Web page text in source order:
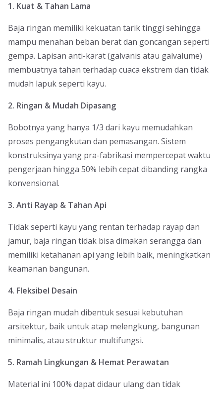
1. Kuat & Tahan Lama
Baja ringan memiliki kekuatan tarik tinggi sehingga
mampu menahan beban berat dan goncangan seperti
gempa. Lapisan anti-karat (galvanis atau galvalume)
membuatnya tahan terhadap cuaca ekstrem dan tidak
mudah lapuk seperti kayu.
2. Ringan & Mudah Dipasang
Bobotnya yang hanya 1/3 dari kayu memudahkan
proses pengangkutan dan pemasangan. Sistem
konstruksinya yang pra-fabrikasi mempercepat waktu
pengerjaan hingga 50% lebih cepat dibanding rangka
konvensional.
3. Anti Rayap & Tahan Api
Tidak seperti kayu yang rentan terhadap rayap dan
jamur, baja ringan tidak bisa dimakan serangga dan
memiliki ketahanan api yang lebih baik, meningkatkan
keamanan bangunan.
4. Fleksibel Desain
Baja ringan mudah dibentuk sesuai kebutuhan
arsitektur, baik untuk atap melengkung, bangunan
minimalis, atau struktur multifungsi.
5. Ramah Lingkungan & Hemat Perawatan
Material ini 100% dapat didaur ulang dan tidak